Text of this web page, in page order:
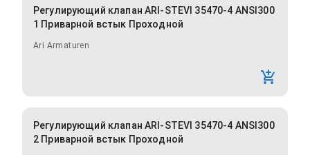
Регулирующий клапан ARI-STEVI 35470-4 ANSI300
1 Приварной встык Проходной
Ari Armaturen
Регулирующий клапан ARI-STEVI 35470-4 ANSI300
2 Приварной встык Проходной